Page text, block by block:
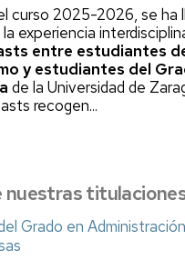
curso 2025-2026, se ha
experiencia
entre estudiantes
y estudiantes del
de la Universidad de
recogen...
nuestras
Grado en